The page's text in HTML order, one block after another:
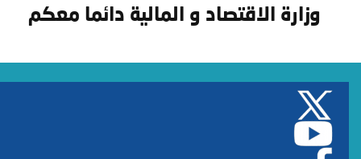
وزارة الاقتصاد و المالية دائما معكم